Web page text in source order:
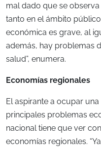
mal dado que se
tanto en el ámbito
económica es grave, al
además, hay problemas
salud”, enumera.
Economías regionales
El aspirante a ocupar
principales problemas
nacional tiene que ver
economías regionales.